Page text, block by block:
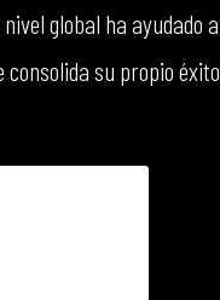
global ha ayudado
su propio